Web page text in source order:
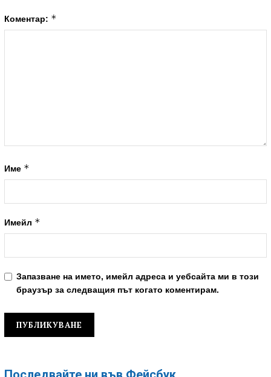
Коментар: *
Име *
Имейл *
Запазване на името, имейл адреса и уебсайта ми в този
браузър за следващия път когато коментирам.